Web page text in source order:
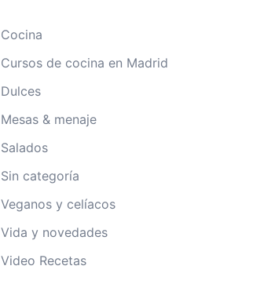
Cocina
Cursos de cocina en Madrid
Dulces
Mesas & menaje
Salados
Sin categoría
Veganos y celíacos
Vida y novedades
Video Recetas